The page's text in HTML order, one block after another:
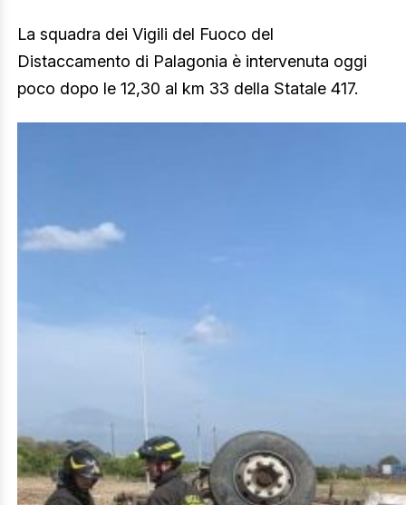
La squadra dei Vigili del Fuoco del
Distaccamento di Palagonia è intervenuta oggi
poco dopo le 12,30 al km 33 della Statale 417.